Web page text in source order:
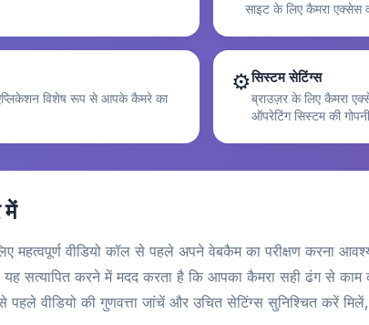
साइट के लिए कैमरा एक्सेस
विशेष रूप से आपके कैमरे का
⚙️सिस्टम सेटिंग्स
ब्राउज़र के लिए कैमरा
ऑपरेटिंग सिस्टम की
में
महत्वपूर्ण वीडियो कॉल से पहले अपने वेबकैम का परीक्षण करना
सत्यापित करने में मदद करता है कि आपका कैमरा सही ढंग से काम
पहले वीडियो की गुणवत्ता जांचें और उचित सेटिंग्स सुनिश्चित करें